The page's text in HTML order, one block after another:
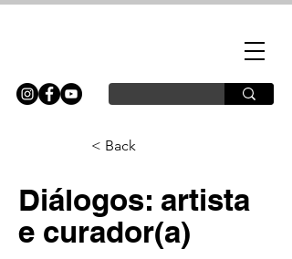
< Back
Diálogos: artista
e curador(a)